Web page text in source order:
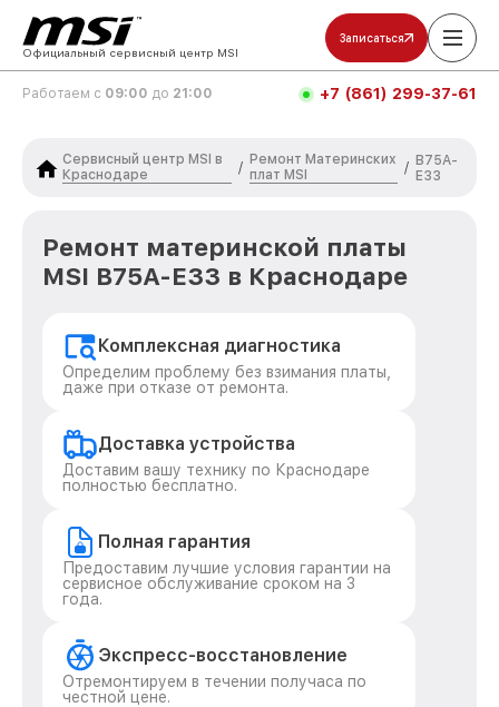
Официальный сервисный центр MSI
Записаться
Работаем с 09:00 до 21:00 +7 (861) 299-37-61
Сервисный центр MSI в
Краснодаре
/
Ремонт Материнских
плат MSI
/ B75A-
E33
Ремонт материнской платы
MSI B75A-E33 в Краснодаре
Комплексная диагностика
Определим проблему без взимания платы,
даже при отказе от ремонта.
Доставка устройства
Доставим вашу технику по Краснодаре
полностью бесплатно.
Полная гарантия
Предоставим лучшие условия гарантии на
сервисное обслуживание сроком на 3
года.
Экспресс-восстановление
Отремонтируем в течении получаса по
честной цене.